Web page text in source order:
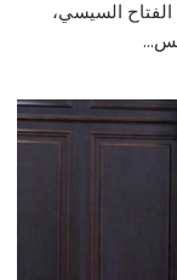
السيسي،